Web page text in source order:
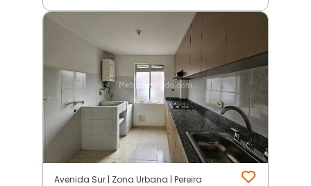
Avenida Sur | Zona Urbana | Pereira